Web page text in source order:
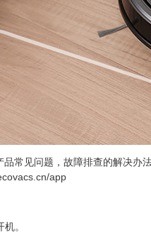
常见问题，故障排查的解决办
app
。